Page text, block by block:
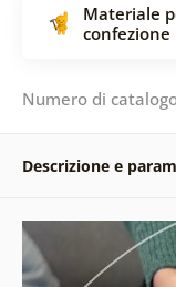
Materiale
confezione
Numero di
Descrizione e